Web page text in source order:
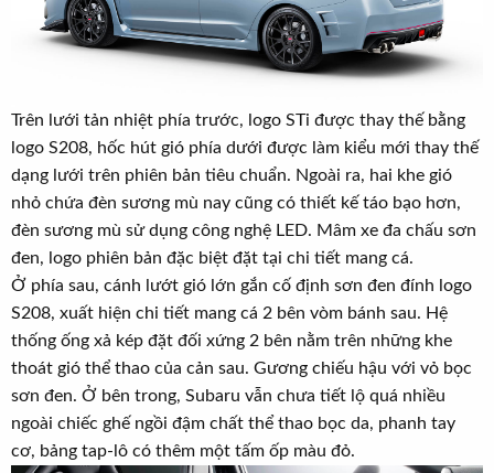
Trên lưới tản nhiệt phía trước, logo STi được thay thế bằng
logo S208, hốc hút gió phía dưới được làm kiểu mới thay thế
dạng lưới trên phiên bản tiêu chuẩn. Ngoài ra, hai khe gió
nhỏ chứa đèn sương mù nay cũng có thiết kế táo bạo hơn,
đèn sương mù sử dụng công nghệ LED. Mâm xe đa chấu sơn
đen, logo phiên bản đặc biệt đặt tại chi tiết mang cá.
Ở phía sau, cánh lướt gió lớn gắn cố định sơn đen đính logo
S208, xuất hiện chi tiết mang cá 2 bên vòm bánh sau. Hệ
thống ống xả kép đặt đối xứng 2 bên nằm trên những khe
thoát gió thể thao của cản sau. Gương chiếu hậu với vỏ bọc
sơn đen. Ở bên trong, Subaru vẫn chưa tiết lộ quá nhiều
ngoài chiếc ghế ngồi đậm chất thể thao bọc da, phanh tay
cơ, bảng tap-lô có thêm một tấm ốp màu đỏ.